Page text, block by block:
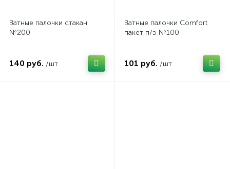
Ватные палочки стакан
№200
140 руб. /шт
Ватные палочки Comfort
пакет п/э №100
101 руб. /шт